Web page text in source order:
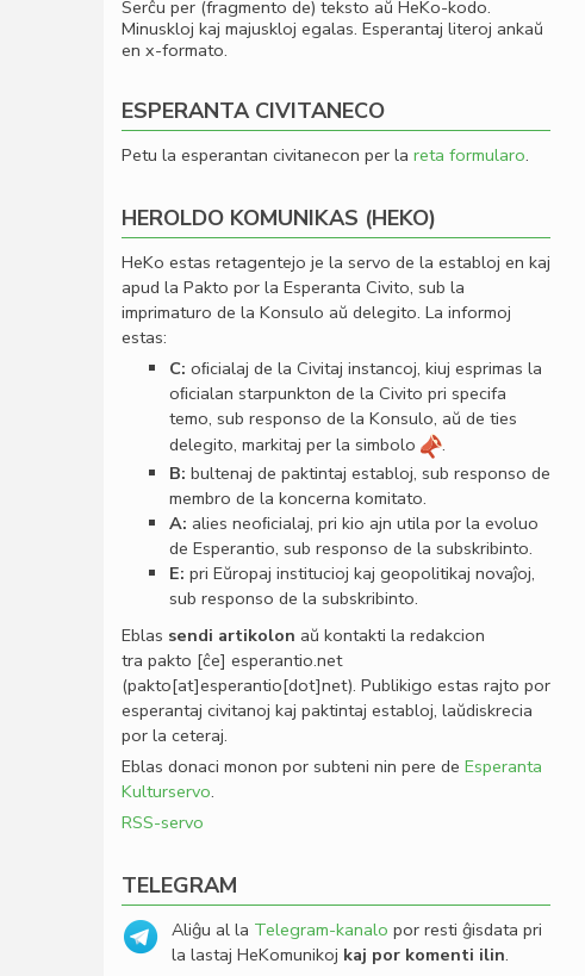
Serĉu per (fragmento de) teksto aŭ HeKo-kodo.
Minuskloj kaj majuskloj egalas. Esperantaj literoj ankaŭ
en x-formato.
ESPERANTA CIVITANECO
Petu la esperantan civitanecon per la reta formularo.
HEROLDO KOMUNIKAS (HEKO)
HeKo estas retagentejo je la servo de la establoj en kaj
apud la Pakto por la Esperanta Civito, sub la
imprimaturo de la Konsulo aŭ delegito. La informoj
estas:
C: oﬁcialaj de la Civitaj instancoj, kiuj esprimas la
oﬁcialan starpunkton de la Civito pri specifa
temo, sub responso de la Konsulo, aŭ de ties
delegito, markitaj per la simbolo
.
B: bultenaj de paktintaj establoj, sub responso de
membro de la koncerna komitato.
A: alies neoﬁcialaj, pri kio ajn utila por la evoluo
de Esperantio, sub responso de la subskribinto.
E: pri Eŭropaj institucioj kaj geopolitikaj novaĵoj,
sub responso de la subskribinto.
Eblas sendi artikolon aŭ kontakti la redakcion
tra pakto [ĉe] esperantio.net
(pakto[at]esperantio[dot]net). Publikigo estas rajto por
esperantaj civitanoj kaj paktintaj establoj, laŭdiskrecia
por la ceteraj.
Eblas donaci monon por subteni nin pere de Esperanta
Kulturservo.
RSS-servo
TELEGRAM
Aliĝu al la Telegram-kanalo por resti ĝisdata pri
la lastaj HeKomunikoj kaj por komenti ilin.